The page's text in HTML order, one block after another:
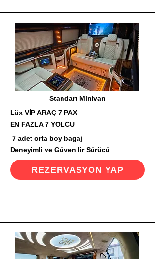
Standart Minivan
Lüx VİP ARAÇ 7 PAX
EN FAZLA 7 YOLCU
7 adet orta boy bagaj
Deneyimli ve Güvenilir Sürücü
REZERVASYON YAP